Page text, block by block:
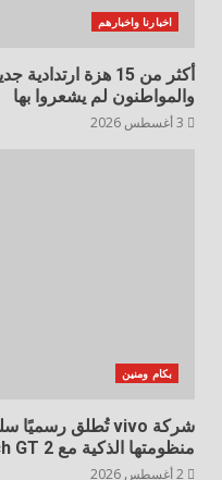
اخبارنا واخبارهم
أكثر من 15 هزة
والمواطنون لم يشعروا بها
بكام ومنين
منظومتها الذكية مع Watch GT 2 وBuds Proط